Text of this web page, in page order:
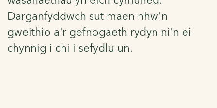
Darganfyddwch sut maen nhw'n
gweithio a'r gefnogaeth rydyn ni'n ei
chynnig i chi i sefydlu un.